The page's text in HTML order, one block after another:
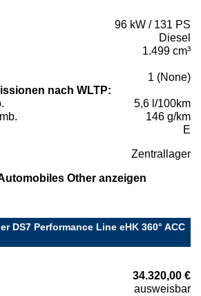
96 kW / 131 PS
Diesel
1.499 cm³
1 (None)
nach WLTP:
5,6 l/100km
146 g/km
E
Zentrallager
Other anzeigen
DS7 Performance Line eHK 360° ACC
34.320,00 €
ausweisbar